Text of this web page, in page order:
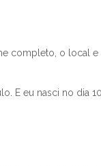
completo, o local e
E eu nasci no dia